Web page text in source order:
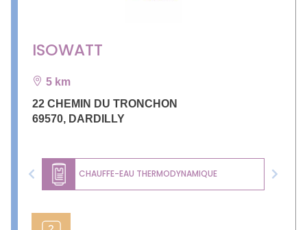
ISOWATT
5 km
22 CHEMIN DU TRONCHON
69570, DARDILLY
CHAUFFE-EAU THERMODYNAMIQUE
Previous Next